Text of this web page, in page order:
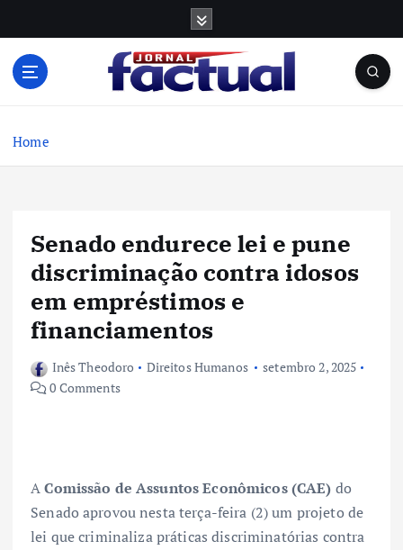
Home
Senado endurece lei e pune
discriminação contra idosos
em empréstimos e
financiamentos
Inês Theodoro Direitos Humanos
setembro 2, 2025
0 Comments
AComissão de Assuntos Econômicos (CAE) do
Senado aprovou nesta terça-feira (2) um projeto de
lei que criminaliza práticas discriminatórias contra